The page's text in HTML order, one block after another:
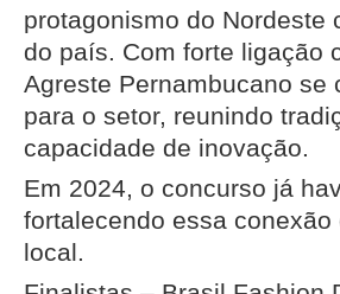
protagonismo do Nordeste
do país. Com forte ligação
Agreste Pernambucano se
para o setor, reunindo
capacidade de inovação.
Em 2024, o concurso já
fortalecendo essa
local.